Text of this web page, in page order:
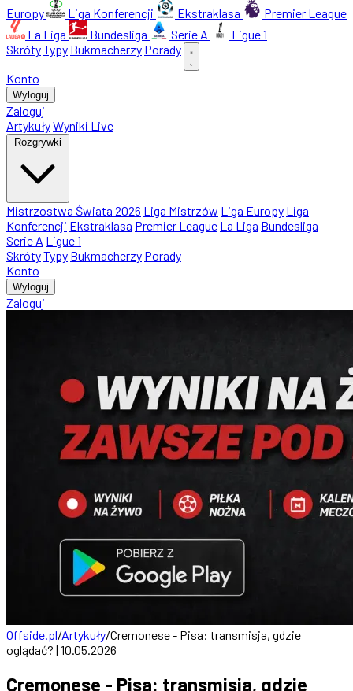
Europy
Liga Konferencji Ekstraklasa
Premier League
La Liga
Bundesliga Serie A
Ligue 1
SkrótyTypy Bukmacherzy Porady
Konto
Wyloguj
Zaloguj
ArtykułyWyniki Live
Rozgrywki
Mistrzostwa Świata 2026 Liga Mistrzów Liga Europy Liga
Konferencji Ekstraklasa Premier League La Liga Bundesliga
Serie A Ligue 1
SkrótyTypy Bukmacherzy Porady
Konto
Wyloguj
Zaloguj
Offside.pl/Artykuły/Cremonese - Pisa: transmisja, gdzie
oglądać? | 10.05.2026
Cremonese - Pisa: transmisja, gdzie